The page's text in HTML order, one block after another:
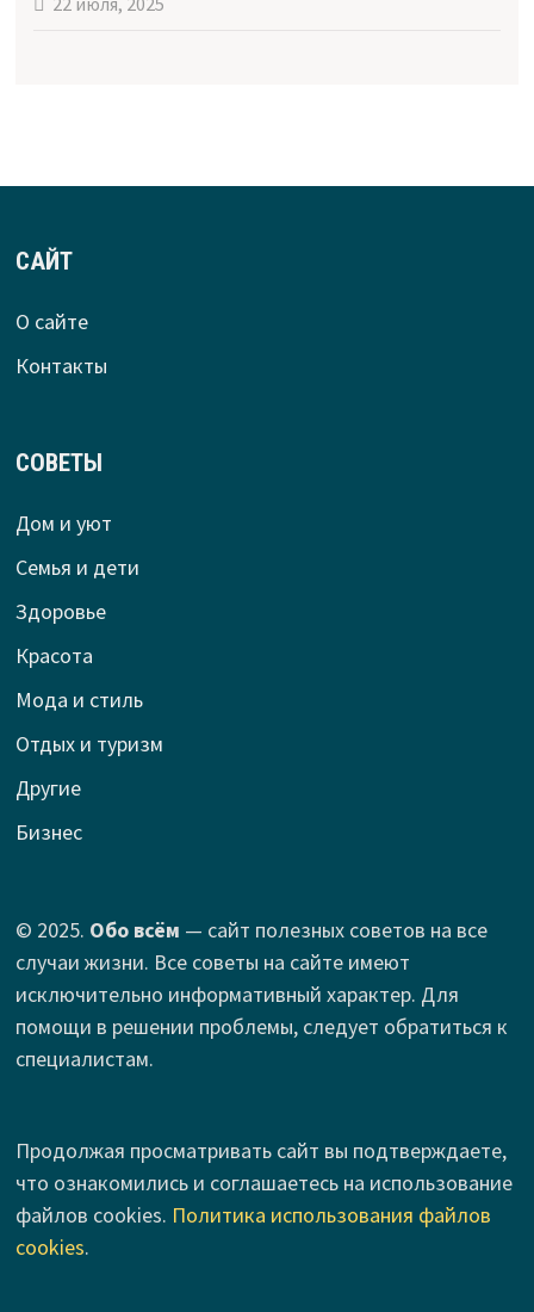
САЙТ
О сайте
Контакты
СОВЕТЫ
Дом и уют
Семья и дети
Здоровье
Красота
Мода и стиль
Отдых и туризм
Другие
Бизнес
© 2025. Обо всём — сайт полезных советов на все
случаи жизни. Все советы на сайте имеют
исключительно информативный характер. Для
помощи в решении проблемы, следует обратиться к
специалистам.
Продолжая просматривать сайт вы подтверждаете,
что ознакомились и соглашаетесь на использование
файлов cookies. Политика использования файлов
cookies.